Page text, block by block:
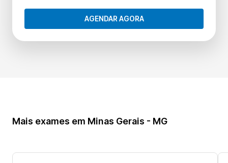
AGENDAR AGORA
Mais exames em Minas Gerais - MG